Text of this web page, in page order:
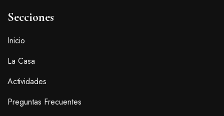
Secciones
Inicio
La Casa
Actividades
Preguntas Frecuentes